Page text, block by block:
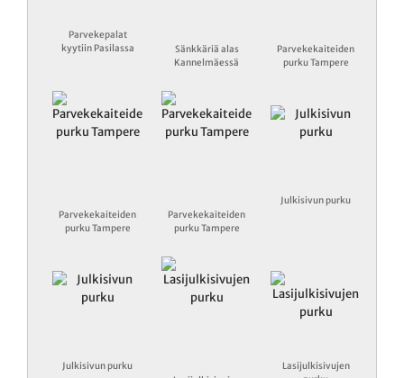
Parvekepalat
kyytiin Pasilassa
Sänkkäriä alas
Kannelmäessä
Parvekekaiteiden
purku Tampere
Parvekekaiteiden
purku Tampere
Parvekekaiteiden
purku Tampere
Julkisivun purku
Julkisivun purku
Lasijulkisivujen